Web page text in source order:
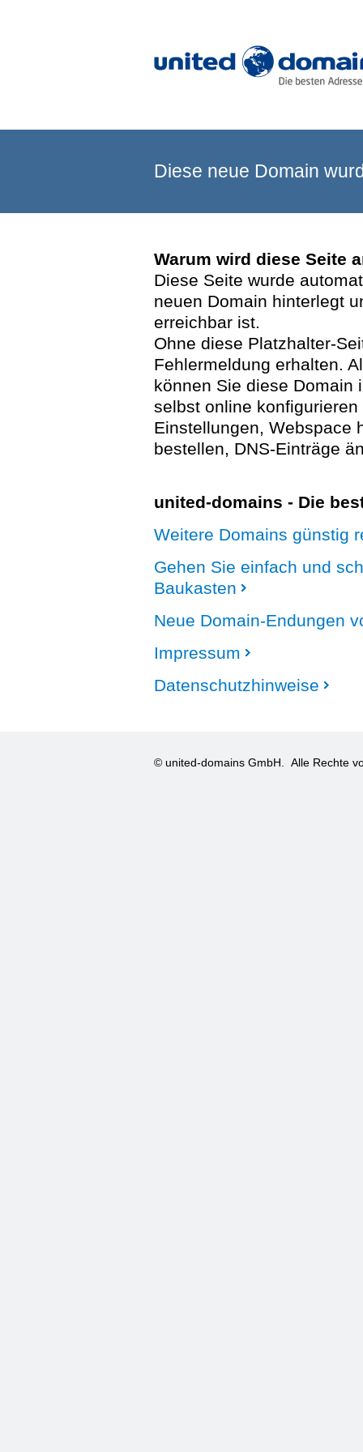
Diese neue Domain
Warum wird diese Seite
Diese Seite wurde
neuen Domain hinterlegt
erreichbar ist.
Ohne diese Platzhalter-
Fehlermeldung erhalten.
können Sie diese Domain
selbst online
Einstellungen, Webspace
bestellen, DNS-Einträge
united-domains - Die
Weitere Domains günstig
Gehen Sie einfach und
Baukasten
Neue Domain-Endungen
Impressum
Datenschutzhinweise
© united-domains GmbH. Alle Rechte